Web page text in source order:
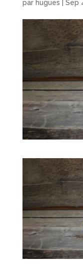
par hugues Sep